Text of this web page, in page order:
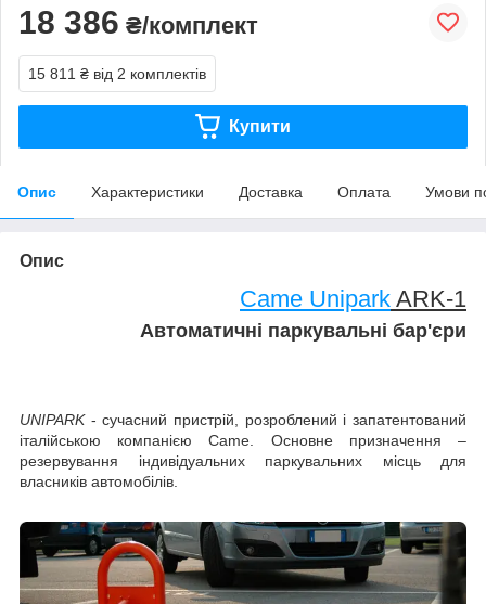
18 386 ₴/комплект
15 811 ₴ від 2 комплектів
Купити
Опис Характеристики Доставка Оплата Умови
Опис
Came Unipark ARK-1
Автоматичні паркувальні бар'єри
UNIPARK- сучасний пристрій, розроблений і запатентований
італійською компанією Came. Основне призначення –
резервування індивідуальних паркувальних місць для
власників автомобілів.